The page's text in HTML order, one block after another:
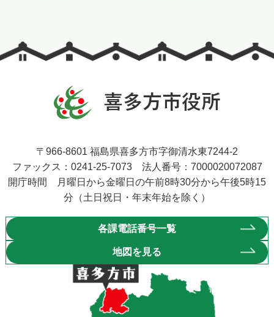
〒966-8601 福島県喜多方市字御清水東7244-2
ファックス：0241-25-7073 法人番号：7000020072087
開庁時間 月曜日から金曜日の午前8時30分から午後5時15
分（土日祝日・年末年始を除く）
各課電話番号一覧
地図を見る